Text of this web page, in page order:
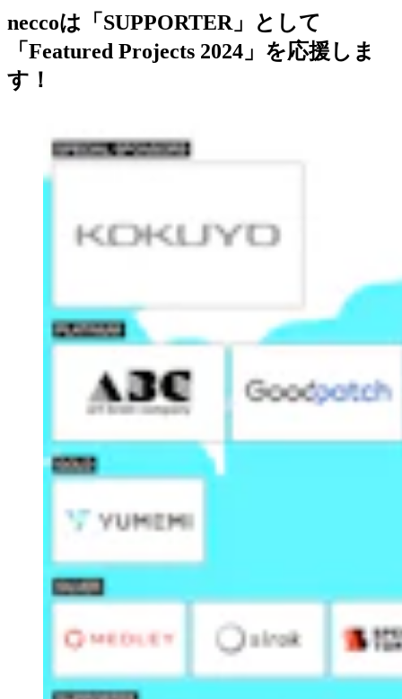
neccoは「SUPPORTER」として
「Featured Projects 2024」を応援しま
す！